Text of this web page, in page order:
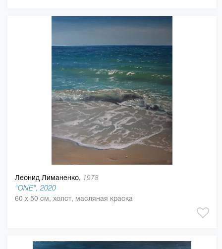
Леонид Лиманенко, 1978
"ONE", 2020
60 x 50 см, холст, масляная краска